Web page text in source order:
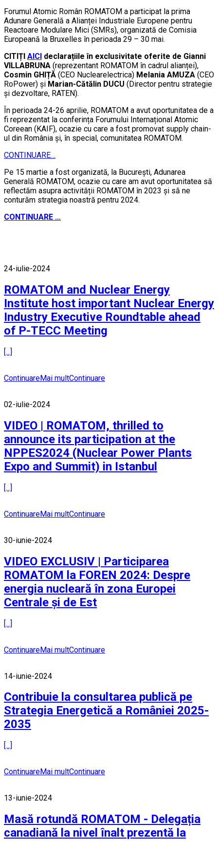
Forumul Atomic Român ROMATOM a participat la prima
Adunare Generală a Alianței Industriale Europene pentru
Reactoare Modulare Mici (SMRs), organizată de Comisia
Europeană la Bruxelles în perioada 29 – 30 mai.
CITIȚI AICI declarațiile în exclusivitate oferite de Gianni
VILLABRUNA (reprezentant ROMATOM în cadrul alianței),
Cosmin GHIȚĂ (CEO Nuclearelectrica) Melania AMUZA (CEO
RoPower) și Marian-Cătălin DUCU (Director pentru strategie
și dezvoltare, RATEN).
În perioada 24-26 aprilie, ROMATOM a avut oportunitatea de a
fi reprezentat la conferința Forumului Internațional Atomic
Coreean (KAIF), ocazie cu care a fost promovat supply chain-
ul din România și, în special, comunitatea ROMATOM.
CONTINUARE…
Pe 15 martie a fost organizată, la București, Adunarea
Generală ROMATOM, ocazie cu care am avut oportunitatea să
reflectăm asupra activității ROMATOM în 2023 și să ne
conturăm strategia noastră pentru 2024.
CONTINUARE …
24-iulie-2024
ROMATOM and Nuclear Energy
Institute host important Nuclear Energy
Industry Executive Roundtable ahead
of P-TECC Meeting
[...]
ContinuareMai multContinuare
02-iulie-2024
VIDEO | ROMATOM, thrilled to
announce its participation at the
NPPES2024 (Nuclear Power Plants
Expo and Summit) in Istanbul
[...]
ContinuareMai multContinuare
30-iunie-2024
VIDEO EXCLUSIV | Participarea
ROMATOM la FOREN 2024: Despre
energia nucleară în zona Europei
Centrale și de Est
[...]
ContinuareMai multContinuare
14-iunie-2024
Contribuie la consultarea publică pe
Strategia Energetică a României 2025-
2035
[...]
ContinuareMai multContinuare
13-iunie-2024
Masă rotundă ROMATOM - Delegația
canadiană la nivel înalt prezentă la